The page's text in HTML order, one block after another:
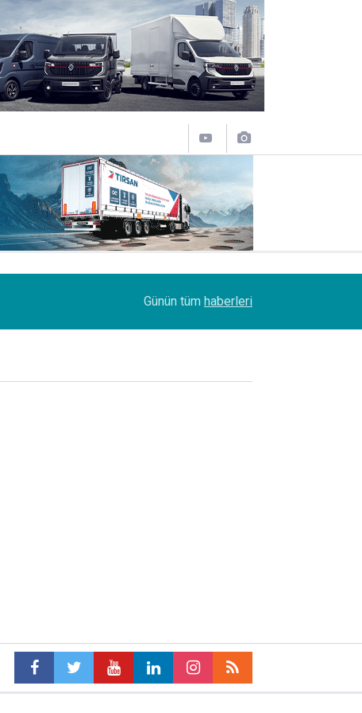
Treylerde iç pazar daraldı, ihracat şaha kalktı
Günün tüm haberleri